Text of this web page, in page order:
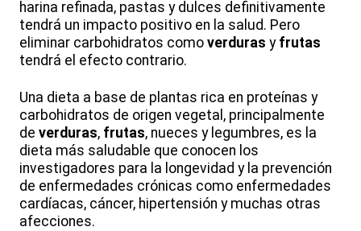
harina refinada, pastas y dulces definitivamente
tendrá un impacto positivo en la salud. Pero
eliminar carbohidratos como verduras y frutas
tendrá el efecto contrario.
Una dieta a base de plantas rica en proteínas y
carbohidratos de origen vegetal, principalmente
de verduras, frutas, nueces y legumbres, es la
dieta más saludable que conocen los
investigadores para la longevidad y la prevención
de enfermedades crónicas como enfermedades
cardíacas, cáncer, hipertensión y muchas otras
afecciones.